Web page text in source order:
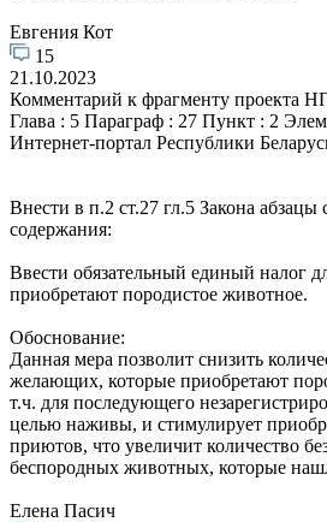
Евгения Кот
15
21.10.2023
Комментарий к фрагменту проекта
Глава : 5 Параграф : 27 Пункт : 2
Интернет-портал Республики
Внести в п.2 ст.27 гл.5 Закона
содержания:
Ввести обязательный единый налог
приобретают породистое животное.
Обоснование:
Данная мера позволит снизить
желающих, которые приобретают
т.ч. для последующего
целью наживы, и стимулирует
приютов, что увеличит количество
беспородных животных, которые
Елена Пасич